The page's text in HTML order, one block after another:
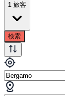
1 旅客
検索